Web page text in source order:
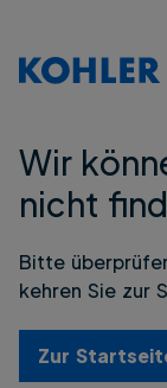
Wir
nicht
Bitte
kehren Sie zur
Zur